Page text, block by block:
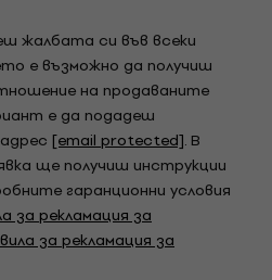
жалбата си във всеки
е възможно да получиш
на продаваните
е да подадеш
[email protected]. В
ще получиш инструкции
гаранционни условия
за рекламация за
за рекламация за